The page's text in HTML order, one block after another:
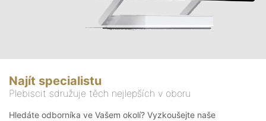
Najít specialistu
Plebiscit sdružuje těch nejlepších v oboru
Hledáte odborníka ve Vašem okolí? Vyzkoušejte naše